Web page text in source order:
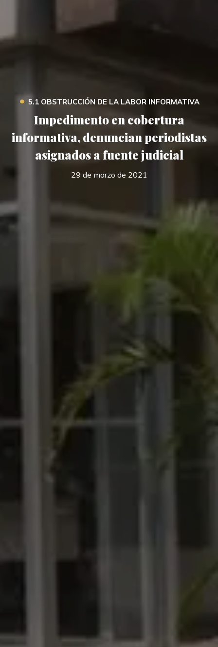
• 5.1 OBSTRUCCIÓN DE LA LABOR INFORMATIVA
Impedimento en cobertura
informativa, denuncian periodistas
asignados a fuente judicial
29 de marzo de 2021